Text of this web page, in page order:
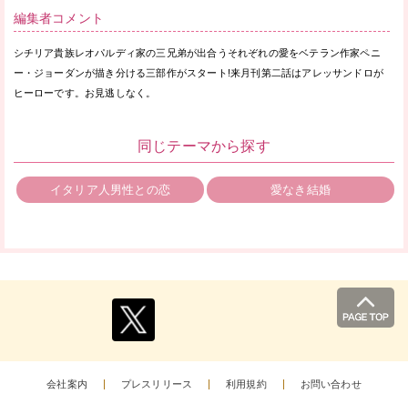
編集者コメント
シチリア貴族レオパルディ家の三兄弟が出合うそれぞれの愛をベテラン作家ペニ
ー・ジョーダンが描き分ける三部作がスタート!来月刊第二話はアレッサンドロが
ヒーローです。お見逃しなく。
同じテーマから探す
イタリア人男性との恋 愛なき結婚
会社案内 プレスリリース 利用規約 お問い合わせ